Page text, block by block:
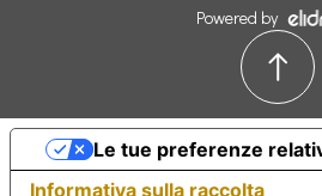
Powered by
Informativa sulla raccolta
Le tue preferenze